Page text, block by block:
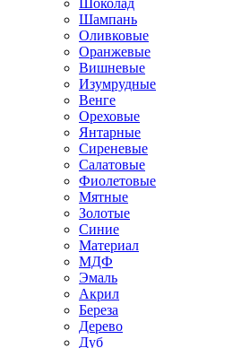
Шампань
Оливковые
Оранжевые
Вишневые
Изумрудные
Венге
Ореховые
Янтарные
Сиреневые
Салатовые
Фиолетовые
Мятные
Золотые
Синие
Материал
МДФ
Эмаль
Акрил
Береза
Дерево
Дуб